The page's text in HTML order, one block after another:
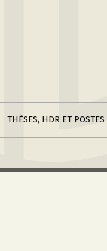
THÈSES, HDR ET POSTES
Postes